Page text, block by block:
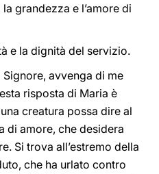
grandezza e l’amore di
e la dignità del servizio.
avvenga di me
risposta di Maria è
creatura possa dire al
di amore, che desidera
Si trova all’estremo della
che ha urlato contro